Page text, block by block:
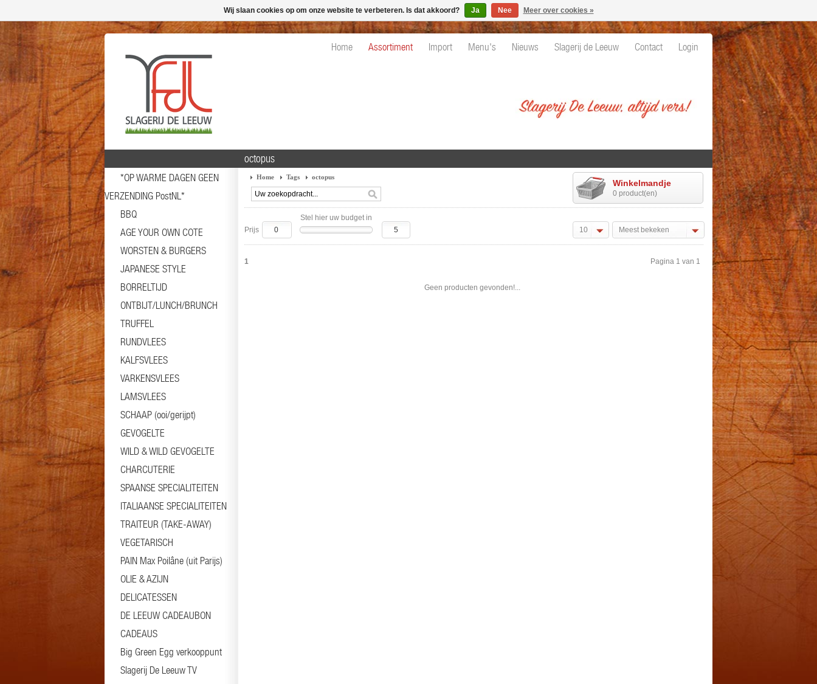
Home Assortiment Import Menu's Nieuws Slagerij de Leeuw Contact Login
*OP WARME DAGEN GEEN
VERZENDING PostNL*
BBQ
AGE YOUR OWN COTE
WORSTEN & BURGERS
JAPANESE STYLE
BORRELTIJD
ONTBIJT/LUNCH/BRUNCH
TRUFFEL
RUNDVLEES
KALFSVLEES
VARKENSVLEES
LAMSVLEES
SCHAAP (ooi/gerijpt)
GEVOGELTE
WILD & WILD GEVOGELTE
CHARCUTERIE
SPAANSE SPECIALITEITEN
ITALIAANSE SPECIALITEITEN
TRAITEUR (TAKE-AWAY)
VEGETARISCH
PAIN Max Poilâne (uit Parijs)
OLIE & AZIJN
DELICATESSEN
DE LEEUW CADEAUBON
CADEAUS
Big Green Egg verkooppunt
Slagerij De Leeuw TV
octopus
Home Tags octopus
Winkelmandje
0 product(en)
Stel hier uw budget in
Prijs
10 Meest bekeken
Geen producten gevonden!...
1 Pagina 1 van 1
Wij slaan cookies op om onze website te verbeteren. Is dat akkoord? Ja Nee Meer over cookies »